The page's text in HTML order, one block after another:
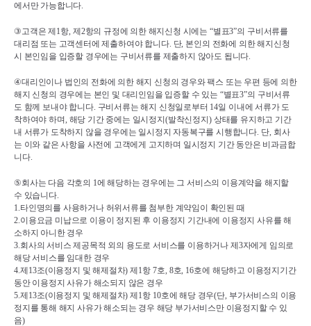
에서만 가능합니다.
③고객은 제 1항, 제 2항의 규정에 의한 해지신청 시에는 “별표3”의 구비서류를
대리점 또는 고객센터에 제출하여야 합니다. 단, 본인의 전화에 의한 해지신청
시 본인임을 입증할 경우에는 구비서류를 제출하지 않아도 됩니다.
④대리인이나 법인의 전화에 의한 해지 신청의 경우와 팩스 또는 우편 등에 의한
해지 신청의 경우에는 본인 및 대리인임을 입증할 수 있는 “별표3”의 구비서류
도 함께 보내야 합니다. 구비서류는 해지 신청일로부터 14일 이내에 서류가 도
착하여야 하며, 해당 기간 중에는 일시정지 (발착신정지 ) 상태를 유지하고 기간
내 서류가 도착하지 않을 경우에는 일시정지 자동복구를 시행합니다. 단, 회사
는 이와 같은 사항을 사전에 고객에게 고지하며 일시정지 기간 동안은 비과금합
니다.
⑤회사는 다음 각호의 1에 해당하는 경우에는 그 서비스의 이용계약을 해지할
수 있습니다.
1.타인명의를 사용하거나 허위서류를 첨부한 계약임이 확인된 때
2.이용요금 미납으로 이용이 정지된 후 이용정지 기간내에 이용정지 사유를 해
소하지 아니한 경우
3.회사의 서비스 제공목적 외의 용도로 서비스를 이용하거나 제 3자에게 임의로
해당 서비스를 임대한 경우
4.제 13조(이용정지 및 해제절차) 제 1항 7호, 8호, 16호에 해당하고 이용정지기간
동안 이용정지 사유가 해소되지 않은 경우
5.제 13조(이용정지 및 해제절차) 제 1항 10호에 해당 경우(단, 부가서비스의 이용
정지를 통해 해지 사유가 해소되는 경우 해당 부가서비스만 이용정지할 수 있
음)